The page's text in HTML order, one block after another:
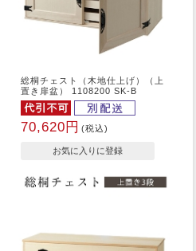
総桐チェスト（木地仕上げ）（上
置き扉盆） 1108200 SK-B
70,620円 (税込)